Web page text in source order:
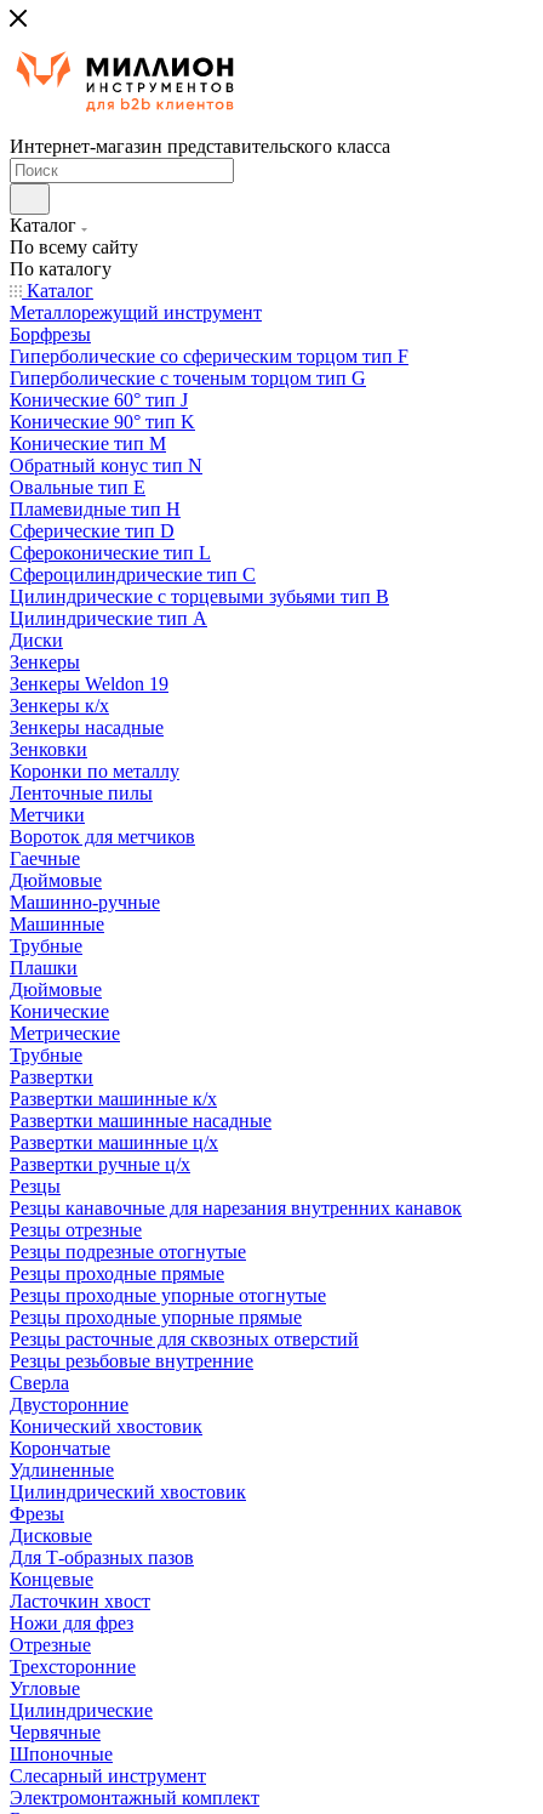
Интернет-магазин представительского класса
Каталог
По всему сайту
По каталогу
Каталог
Металлорежущий инструмент
Борфрезы
Гиперболические cо сферическим торцом тип F
Гиперболические с точеным торцом тип G
Конические 60° тип J
Конические 90° тип K
Конические тип M
Обратный конус тип N
Овальные тип E
Пламевидные тип H
Сферические тип D
Сфероконические тип L
Сфероцилиндрические тип C
Цилиндрические с торцевыми зубьями тип B
Цилиндрические тип А
Диски
Зенкеры
Зенкеры Weldon 19
Зенкеры к/х
Зенкеры насадные
Зенковки
Коронки по металлу
Ленточные пилы
Метчики
Вороток для метчиков
Гаечные
Дюймовые
Машинно-ручные
Машинные
Трубные
Плашки
Дюймовые
Конические
Метрические
Трубные
Развертки
Развертки машинные к/х
Развертки машинные насадные
Развертки машинные ц/х
Развертки ручные ц/х
Резцы
Резцы канавочные для нарезания внутренних канавок
Резцы отрезные
Резцы подрезные отогнутые
Резцы проходные прямые
Резцы проходные упорные отогнутые
Резцы проходные упорные прямые
Резцы расточные для сквозных отверстий
Резцы резьбовые внутренние
Сверла
Двусторонние
Конический хвостовик
Корончатые
Удлиненные
Цилиндрический хвостовик
Фрезы
Дисковые
Для Т-образных пазов
Концевые
Ласточкин хвост
Ножи для фрез
Отрезные
Трехсторонние
Угловые
Цилиндрические
Червячные
Шпоночные
Слесарный инструмент
Электромонтажный комплект